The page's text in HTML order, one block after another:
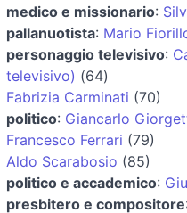
medico e missionario:
pallanuotista: Mario
personaggio televisivo:
televisivo) (64)
Fabrizia Carminati (70)
politico: Giancarlo
Francesco Ferrari (79)
Aldo Scarabosio (85)
politico e accademico:
presbitero e compositore: